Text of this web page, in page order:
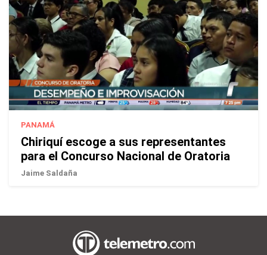
PANAMÁ
Chiriquí escoge a sus representantes
para el Concurso Nacional de Oratoria
Jaime Saldaña